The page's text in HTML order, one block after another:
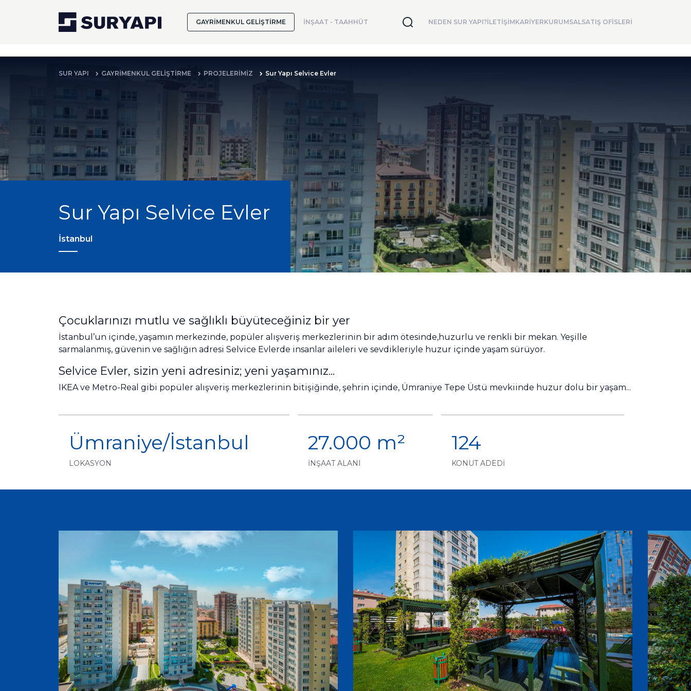
GAYRİMENKUL GELİŞTİRME İNŞAAT - TAAHHÜT NEDEN SUR YAPI?İLETİŞİMKARİYERKURUMSALSATIŞ OFİSLERİ
SUR YAPI GAYRİMENKUL GELİŞTİRME PROJELERİMİZ Sur Yapı Selvice Evler
Sur Yapı Selvice Evler
İstanbul
Çocuklarınızı mutlu ve sağlıklı büyüteceğiniz bir yer
İstanbul’un içinde, yaşamın merkezinde, popüler alışveriş merkezlerinin bir adım ötesinde,huzurlu ve renkli bir mekan. Yeşille
sarmalanmış, güvenin ve sağlığın adresi Selvice Evlerde insanlar aileleri ve sevdikleriyle huzur içinde yaşam sürüyor.
Selvice Evler, sizin yeni adresiniz; yeni yaşamınız...
IKEA ve Metro-Real gibi popüler alışveriş merkezlerinin bitişiğinde, şehrin içinde, Ümraniye Tepe Üstü mevkiinde huzur dolu bir yaşam...
Ümraniye/İstanbul
LOKASYON
27.000 m²
İNŞAAT ALANI
124
KONUT ADEDİ